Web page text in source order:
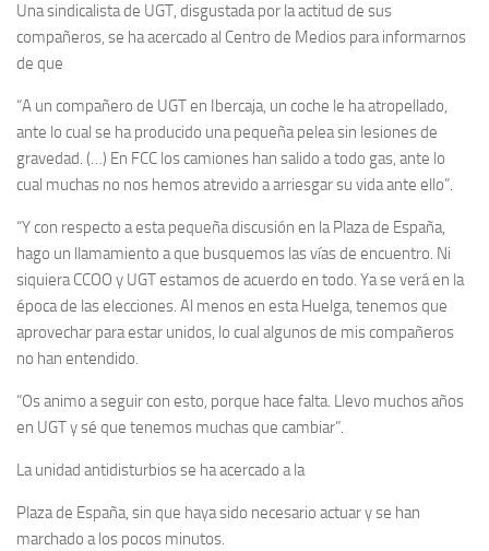
Una sindicalista de UGT, disgustada por la actitud de sus
compañeros, se ha acercado al Centro de Medios para informarnos
de que
“A un compañero de UGT en Ibercaja, un coche le ha atropellado,
ante lo cual se ha producido una pequeña pelea sin lesiones de
gravedad. (…) En FCC los camiones han salido a todo gas, ante lo
cual muchas no nos hemos atrevido a arriesgar su vida ante ello”.
“Y con respecto a esta pequeña discusión en la Plaza de España,
hago un llamamiento a que busquemos las vías de encuentro. Ni
siquiera CCOO y UGT estamos de acuerdo en todo. Ya se verá en la
época de las elecciones. Al menos en esta Huelga, tenemos que
aprovechar para estar unidos, lo cual algunos de mis compañeros
no han entendido.
“Os animo a seguir con esto, porque hace falta. Llevo muchos años
en UGT y sé que tenemos muchas que cambiar”.
La unidad antidisturbios se ha acercado a la
Plaza de España, sin que haya sido necesario actuar y se han
marchado a los pocos minutos.